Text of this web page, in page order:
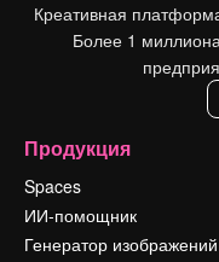
Креативная
Более 1
Продукция
Spaces
ИИ-помощник
Генератор